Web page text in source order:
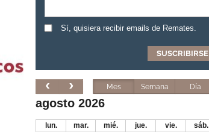
Sí, quisiera recibir emails de Remates.
Mes Semana Día
agosto 2026
lun. mar. mié. jue. vie.
sáb.